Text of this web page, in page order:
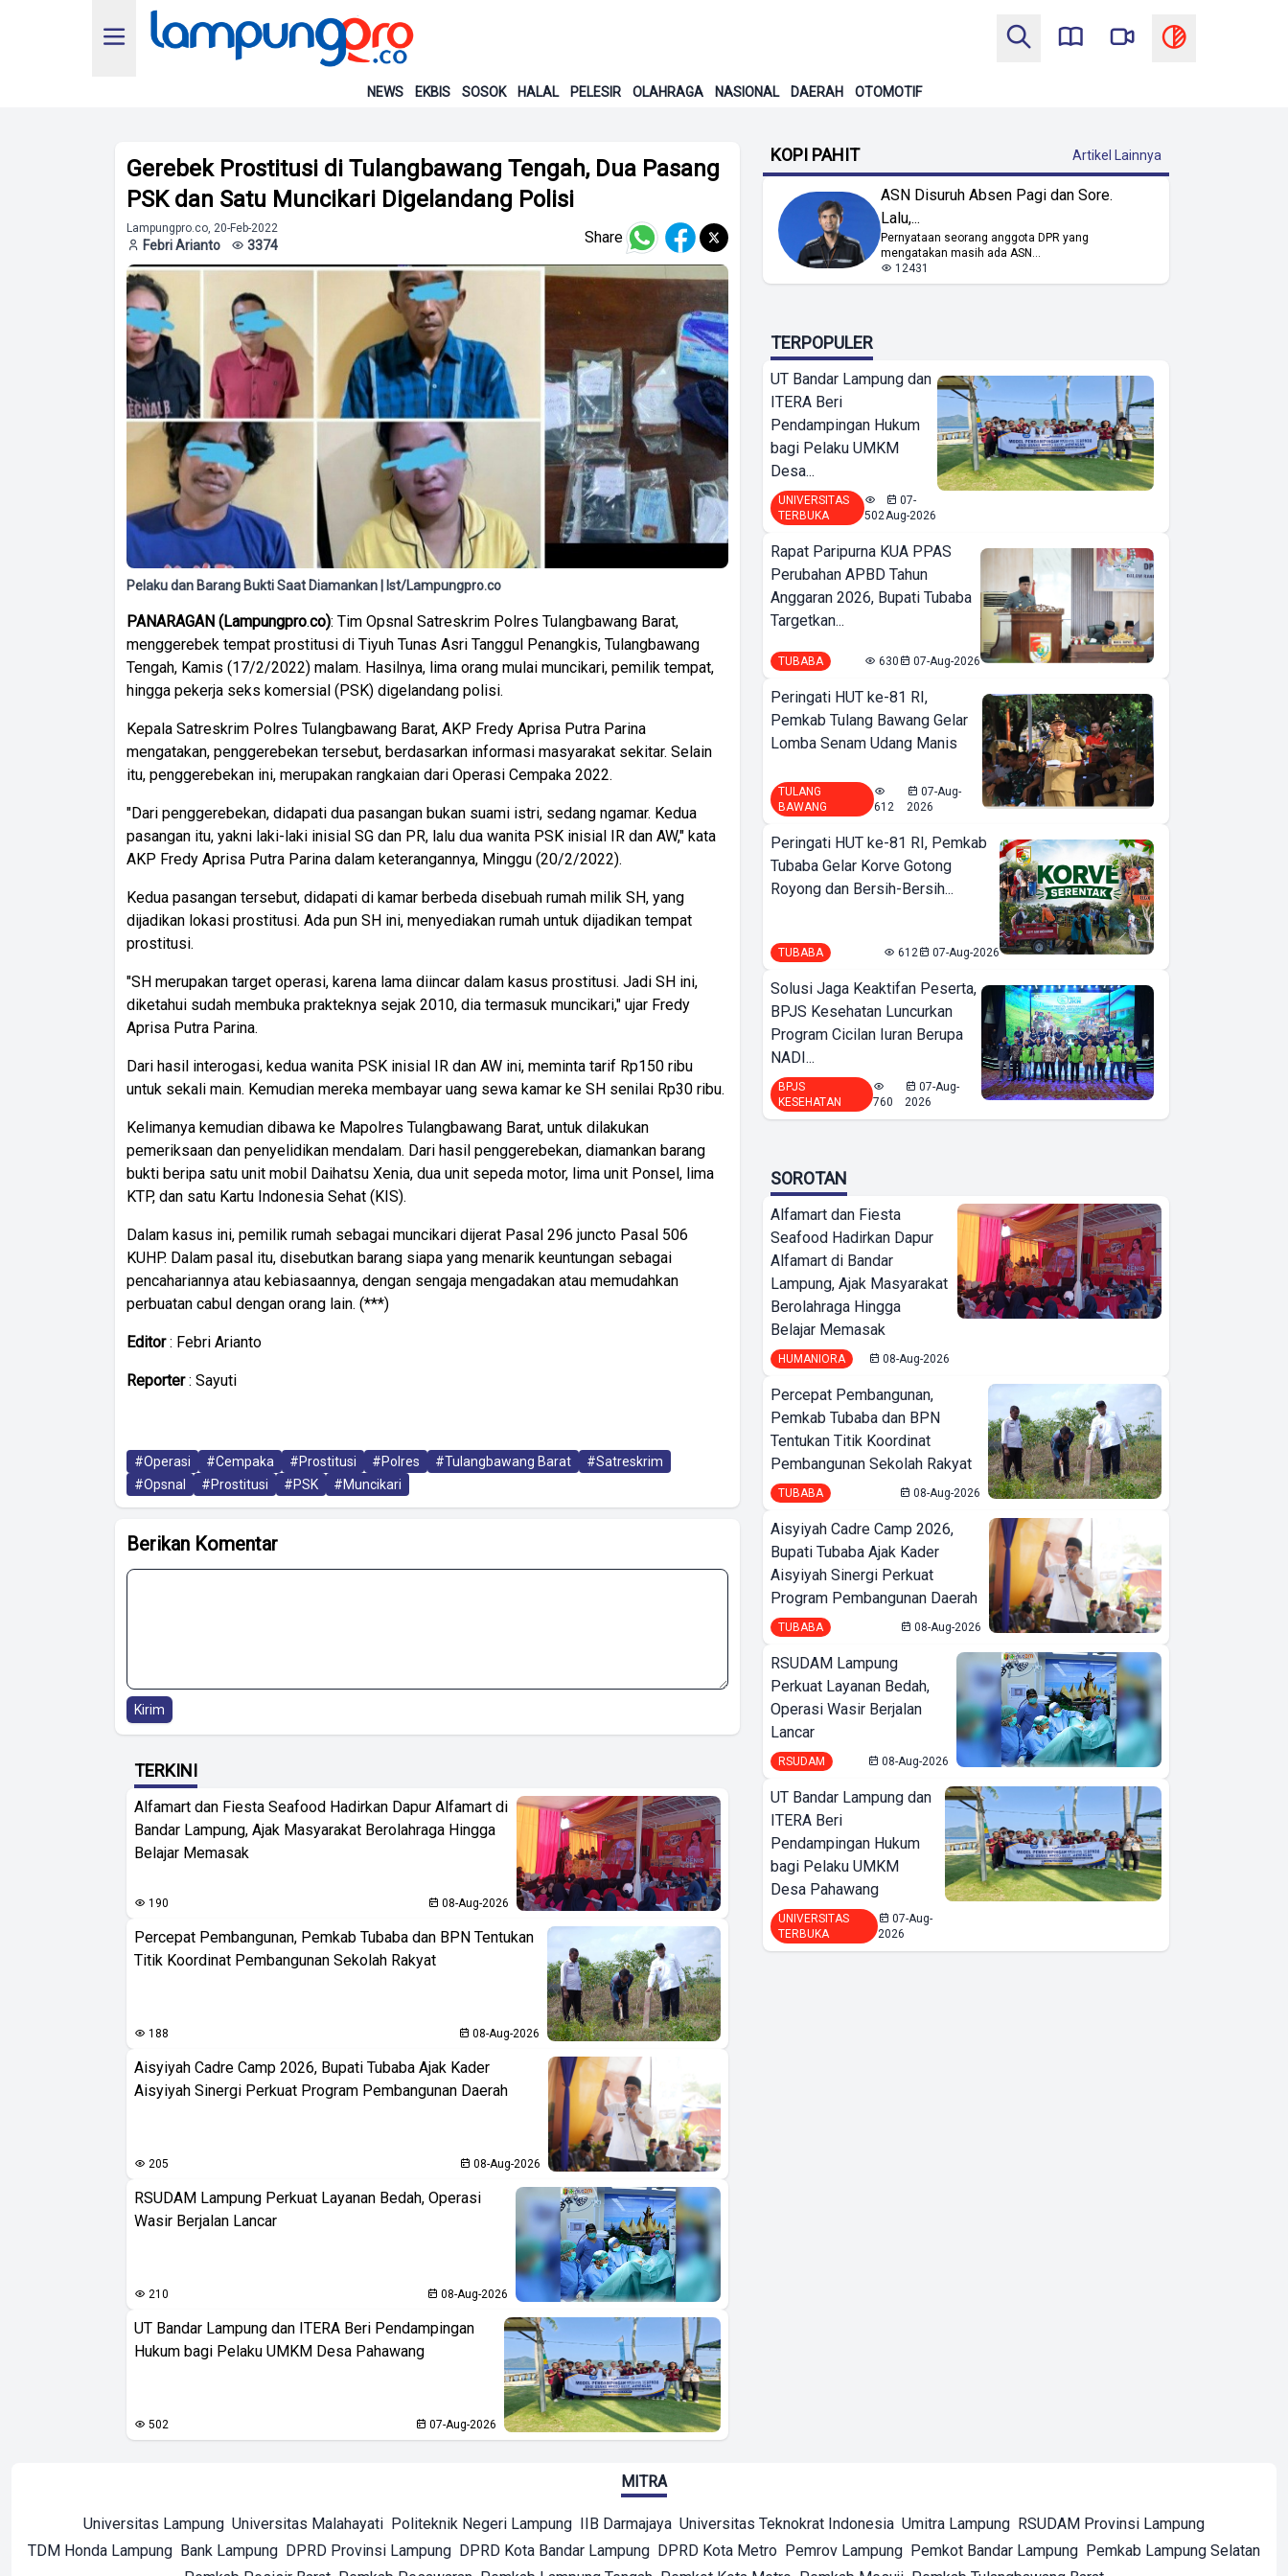
NEWS EKBIS SOSOK HALAL PELESIR OLAHRAGA NASIONAL DAERAH OTOMOTIF
Gerebek Prostitusi di Tulangbawang Tengah, Dua Pasang
PSK dan Satu Muncikari Digelandang Polisi
Lampungpro.co, 20-Feb-2022
Febri Arianto 3374 Share
Pelaku dan Barang Bukti Saat Diamankan | Ist/Lampungpro.co
PANARAGAN (Lampungpro.co): Tim Opsnal Satreskrim Polres Tulangbawang Barat,
menggerebek tempat prostitusi di Tiyuh Tunas Asri Tanggul Penangkis, Tulangbawang
Tengah, Kamis (17/2/2022) malam. Hasilnya, lima orang mulai muncikari, pemilik tempat,
hingga pekerja seks komersial (PSK) digelandang polisi.
Kepala Satreskrim Polres Tulangbawang Barat, AKP Fredy Aprisa Putra Parina
mengatakan, penggerebekan tersebut, berdasarkan informasi masyarakat sekitar. Selain
itu, penggerebekan ini, merupakan rangkaian dari Operasi Cempaka 2022.
"Dari penggerebekan, didapati dua pasangan bukan suami istri, sedang ngamar. Kedua
pasangan itu, yakni laki-laki inisial SG dan PR, lalu dua wanita PSK inisial IR dan AW," kata
AKP Fredy Aprisa Putra Parina dalam keterangannya, Minggu (20/2/2022).
Kedua pasangan tersebut, didapati di kamar berbeda disebuah rumah milik SH, yang
dijadikan lokasi prostitusi. Ada pun SH ini, menyediakan rumah untuk dijadikan tempat
prostitusi.
"SH merupakan target operasi, karena lama diincar dalam kasus prostitusi. Jadi SH ini,
diketahui sudah membuka prakteknya sejak 2010, dia termasuk muncikari," ujar Fredy
Aprisa Putra Parina.
Dari hasil interogasi, kedua wanita PSK inisial IR dan AW ini, meminta tarif Rp150 ribu
untuk sekali main. Kemudian mereka membayar uang sewa kamar ke SH senilai Rp30 ribu.
Kelimanya kemudian dibawa ke Mapolres Tulangbawang Barat, untuk dilakukan
pemeriksaan dan penyelidikan mendalam. Dari hasil penggerebekan, diamankan barang
bukti beripa satu unit mobil Daihatsu Xenia, dua unit sepeda motor, lima unit Ponsel, lima
KTP, dan satu Kartu Indonesia Sehat (KIS).
Dalam kasus ini, pemilik rumah sebagai muncikari dijerat Pasal 296 juncto Pasal 506
KUHP. Dalam pasal itu, disebutkan barang siapa yang menarik keuntungan sebagai
pencahariannya atau kebiasaannya, dengan sengaja mengadakan atau memudahkan
perbuatan cabul dengan orang lain. (***)
Editor: Febri Arianto
Reporter: Sayuti
#Operasi #Cempaka #Prostitusi #Polres #Tulangbawang Barat
#Satreskrim
#Opsnal
#Prostitusi #PSK #Muncikari
Berikan Komentar
Kirim
TERKINI
Alfamart dan Fiesta Seafood Hadirkan Dapur Alfamart di
Bandar Lampung, Ajak Masyarakat Berolahraga Hingga
Belajar Memasak
190 08-Aug-2026
Percepat Pembangunan, Pemkab Tubaba dan BPN Tentukan
Titik Koordinat Pembangunan Sekolah Rakyat
188 08-Aug-2026
Aisyiyah Cadre Camp 2026, Bupati Tubaba Ajak Kader
Aisyiyah Sinergi Perkuat Program Pembangunan Daerah
205 08-Aug-2026
RSUDAM Lampung Perkuat Layanan Bedah, Operasi
Wasir Berjalan Lancar
210 08-Aug-2026
UT Bandar Lampung dan ITERA Beri Pendampingan
Hukum bagi Pelaku UMKM Desa Pahawang
502 07-Aug-2026
KOPI PAHIT Artikel Lainnya
ASN Disuruh Absen Pagi dan Sore.
Lalu,...
Pernyataan seorang anggota DPR yang
mengatakan masih ada ASN...
12431
TERPOPULER
UT Bandar Lampung dan
ITERA Beri
Pendampingan Hukum
bagi Pelaku UMKM
Desa...
UNIVERSITAS
TERBUKA
502
07-
Aug-2026
Rapat Paripurna KUA PPAS
Perubahan APBD Tahun
Anggaran 2026, Bupati Tubaba
Targetkan...
TUBABA 630 07-Aug-2026
Peringati HUT ke-81 RI,
Pemkab Tulang Bawang Gelar
Lomba Senam Udang Manis
TULANG
BAWANG
612
07-Aug-
2026
Peringati HUT ke-81 RI, Pemkab
Tubaba Gelar Korve Gotong
Royong dan Bersih-Bersih...
TUBABA 612 07-Aug-2026
Solusi Jaga Keaktifan Peserta,
BPJS Kesehatan Luncurkan
Program Cicilan Iuran Berupa
NADI...
BPJS
KESEHATAN
760
07-Aug-
2026
SOROTAN
Alfamart dan Fiesta
Seafood Hadirkan Dapur
Alfamart di Bandar
Lampung, Ajak Masyarakat
Berolahraga Hingga
Belajar Memasak
HUMANIORA 08-Aug-2026
Percepat Pembangunan,
Pemkab Tubaba dan BPN
Tentukan Titik Koordinat
Pembangunan Sekolah Rakyat
TUBABA 08-Aug-2026
Aisyiyah Cadre Camp 2026,
Bupati Tubaba Ajak Kader
Aisyiyah Sinergi Perkuat
Program Pembangunan Daerah
TUBABA 08-Aug-2026
RSUDAM Lampung
Perkuat Layanan Bedah,
Operasi Wasir Berjalan
Lancar
RSUDAM 08-Aug-2026
UT Bandar Lampung dan
ITERA Beri
Pendampingan Hukum
bagi Pelaku UMKM
Desa Pahawang
UNIVERSITAS
TERBUKA
07-Aug-
2026
MITRA
Universitas Lampung Universitas Malahayati Politeknik Negeri Lampung IIB Darmajaya Universitas Teknokrat Indonesia Umitra Lampung RSUDAM Provinsi Lampung
TDM Honda Lampung Bank Lampung DPRD Provinsi Lampung DPRD Kota Bandar Lampung DPRD Kota Metro Pemrov Lampung Pemkot Bandar Lampung Pemkab Lampung Selatan